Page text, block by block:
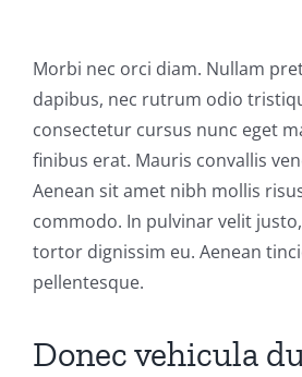
Morbi nec orci diam. Nullam
dapibus, nec rutrum odio
consectetur cursus nunc eget
finibus erat. Mauris convallis
Aenean sit amet nibh mollis
commodo. In pulvinar velit
tortor dignissim eu. Aenean
pellentesque.
Donec vehicula